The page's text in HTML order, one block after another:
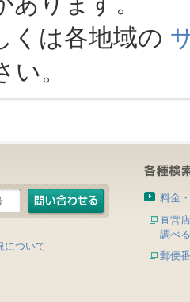
は各地域の
い。
について
料金
直営
調べる
郵便